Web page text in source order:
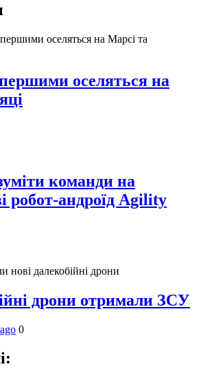
оселяться на
команди на
робот-андроїд Agility
дрони отримали ЗСУ
0